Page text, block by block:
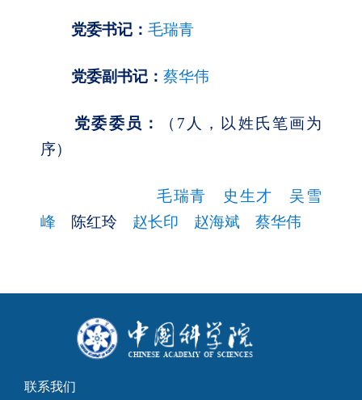
党委书记： 毛瑞青
党委副书记： 蔡华伟
党委委员：
（7人，以姓氏笔画为
序）
毛瑞青 史生才
吴雪
峰 陈红玲 赵长印 赵海斌 蔡华伟
联系我们